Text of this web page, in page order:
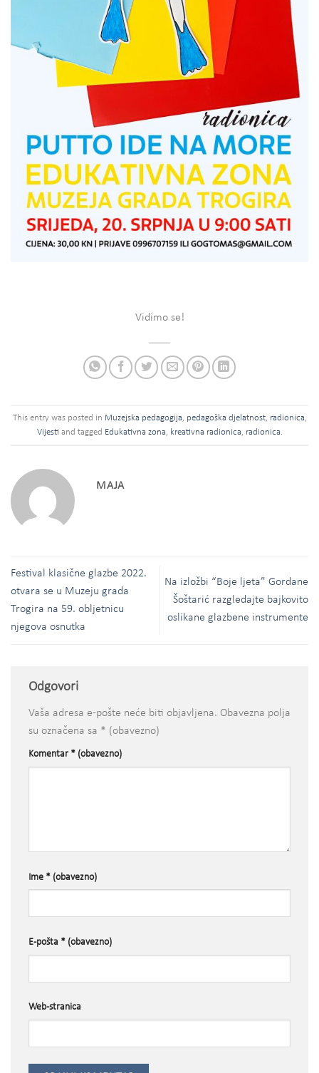
Vidimo se!
This entry was posted in Muzejska pedagogija, pedagoška djelatnost, radionica,
Vijesti and tagged Edukativna zona, kreativna radionica, radionica.
MAJA
Festival klasične glazbe 2022.
otvara se u Muzeju grada
Trogira na 59. obljetnicu
njegova osnutka
Na izložbi “Boje ljeta” Gordane
Šoštarić razgledajte bajkovito
oslikane glazbene instrumente
Odgovori
Vaša adresa e-pošte neće biti objavljena. Obavezna polja
su označena sa * (obavezno)
Komentar * (obavezno)
Ime * (obavezno)
E-pošta * (obavezno)
Web-stranica